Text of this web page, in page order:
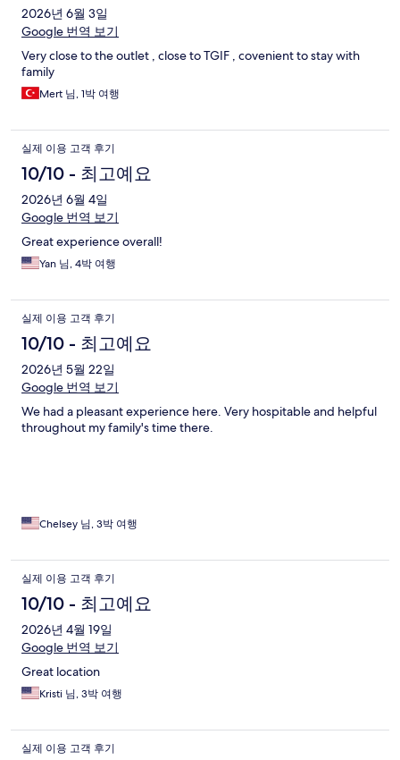
2026년 6월 3일
Google 번역 보기
Very close to the outlet , close to TGIF , covenient to stay with
family
Mert 님, 1박 여행
실제 이용 고객 후기
10/10 - 최고예요
2026년 6월 4일
Google 번역 보기
Great experience overall!
Yan 님, 4박 여행
실제 이용 고객 후기
10/10 - 최고예요
2026년 5월 22일
Google 번역 보기
We had a pleasant experience here. Very hospitable and helpful
throughout my family's time there.
Chelsey 님, 3박 여행
실제 이용 고객 후기
10/10 - 최고예요
2026년 4월 19일
Google 번역 보기
Great location
Kristi 님, 3박 여행
실제 이용 고객 후기